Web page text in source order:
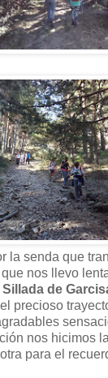
la senda que
nos llevo
Sillada de
precioso
nos hicimos
para el